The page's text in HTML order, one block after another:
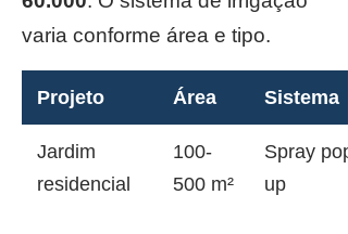
varia conforme área e tipo.
Projeto Área Sistema
Jardim
residencial
100-
500 m²
Spray pop-
up